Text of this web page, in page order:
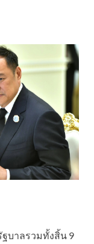
บาลรวมทั้งสิ้น 9